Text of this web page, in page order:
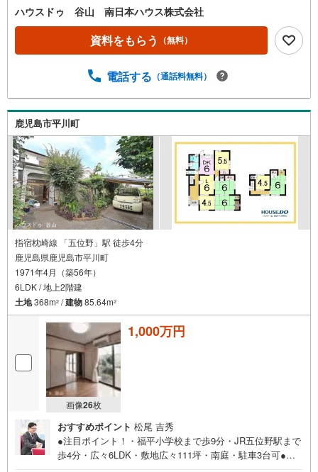
室内までご覧ください！
ハウスドゥ 谷山 南日本ハウス株式会社
資料をもらう （無料）
電話する （通話料無料）
鹿児島市平川町
指宿枕崎線 「五位野」駅 徒歩4分
鹿児島県鹿児島市平川町
1971年4月（築56年）
6LDK / 地上2階建
土地368m2 /建物85.64m2
画像26枚
1,000万円
おすすめポイント 松尾 吉秀
●注目ポイント！・福平小学校まで歩9分・JR五位野駅まで
歩4分・広々6LDK・敷地広々111坪・南庭・駐車3台可●主